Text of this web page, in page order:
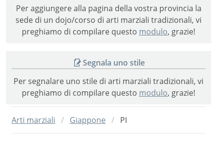
Per aggiungere alla pagina della vostra provincia la
sede di un dojo/corso di arti marziali tradizionali, vi
preghiamo di compilare questo modulo, grazie!
Segnala uno stile
Per segnalare uno stile di arti marziali tradizionali, vi
preghiamo di compilare questo modulo, grazie!
Arti marziali Giappone PI